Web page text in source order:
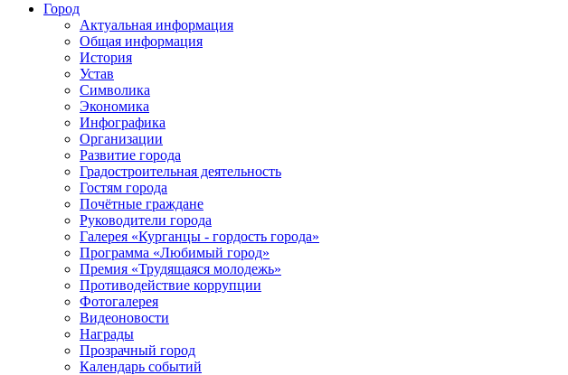
Город
Актуальная информация
Общая информация
История
Устав
Символика
Экономика
Инфографика
Организации
Развитие города
Градостроительная деятельность
Гостям города
Почётные граждане
Руководители города
Галерея «Курганцы - гордость города»
Программа «Любимый город»
Премия «Трудящаяся молодежь»
Противодействие коррупции
Фотогалерея
Видеоновости
Награды
Прозрачный город
Календарь событий